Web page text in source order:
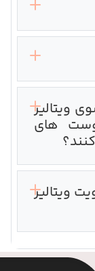
ویتالیر
های
ویتالیر